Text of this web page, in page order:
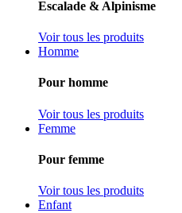
Escalade & Alpinisme
Voir tous les produits
Homme
Pour homme
Voir tous les produits
Femme
Pour femme
Voir tous les produits
Enfant